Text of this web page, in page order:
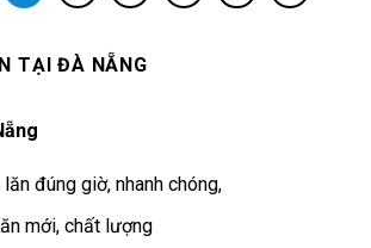
TẠI ĐÀ NẴNG
đúng giờ, nhanh chóng,
mới, chất lượng